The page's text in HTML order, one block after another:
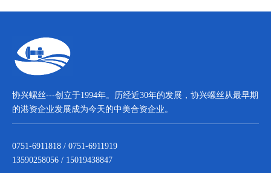
协兴螺丝---创立于1994年。历经近30年的发展，协兴螺丝从最早期
的港资企业发展成为今天的中美合资企业。
0751-6911818 / 0751-6911919
13590258056 / 15019438847